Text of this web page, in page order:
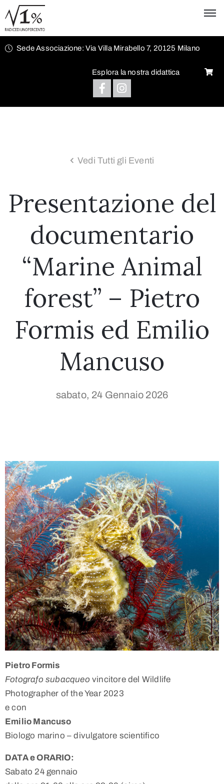
Sede Associazione: Via Villa Mirabello 7, 20125 Milano
Esplora la nostra didattica
Vedi Tutti gli Eventi
Presentazione del
documentario
“Marine Animal
forest” – Pietro
Formis ed Emilio
Mancuso
sabato, 24 Gennaio 2026
Pietro Formis
Fotografo subacqueo vincitore del Wildlife
Photographer of the Year 2023
e con
Emilio Mancuso
Biologo marino – divulgatore scientifico
DATA e ORARIO:
Sabato 24 gennaio